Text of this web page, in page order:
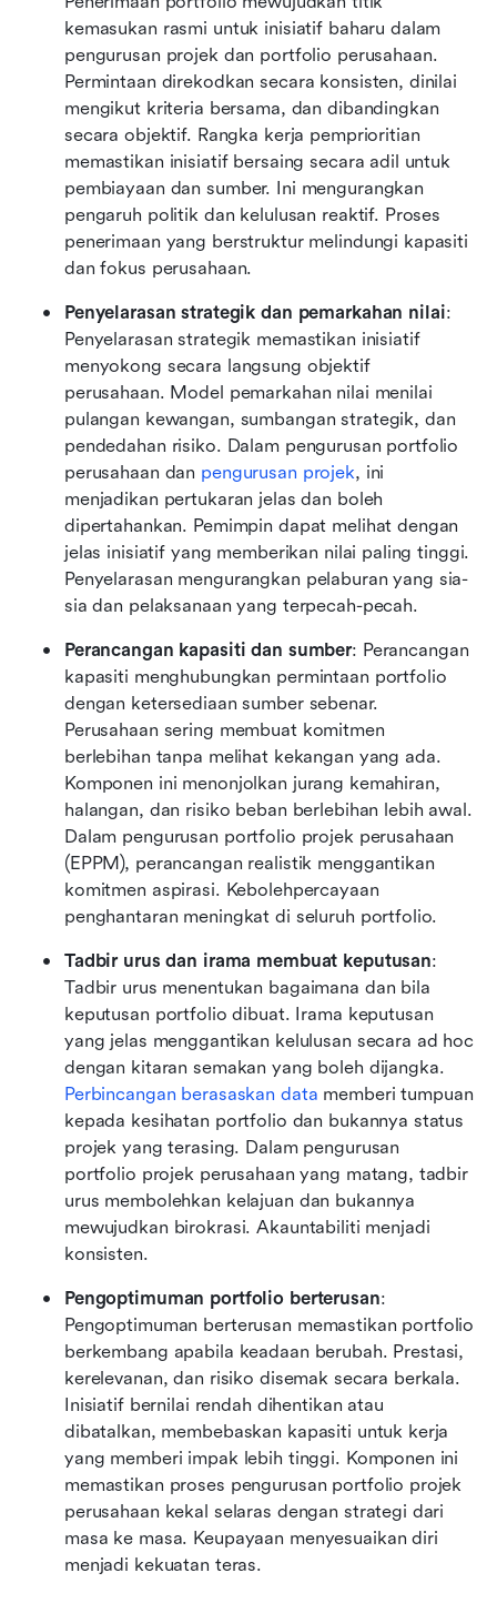
kemasukan rasmi untuk inisiatif baharu dalam
pengurusan projek dan portfolio perusahaan.
Permintaan direkodkan secara konsisten, dinilai
mengikut kriteria bersama, dan dibandingkan
secara objektif. Rangka kerja pemprioritian
memastikan inisiatif bersaing secara adil untuk
pembiayaan dan sumber. Ini mengurangkan
pengaruh politik dan kelulusan reaktif. Proses
penerimaan yang berstruktur melindungi kapasiti
dan fokus perusahaan.
Penyelarasan strategik dan pemarkahan nilai:
Penyelarasan strategik memastikan inisiatif
menyokong secara langsung objektif
perusahaan. Model pemarkahan nilai menilai
pulangan kewangan, sumbangan strategik, dan
pendedahan risiko. Dalam pengurusan portfolio
perusahaan dan pengurusan projek, ini
menjadikan pertukaran jelas dan boleh
dipertahankan. Pemimpin dapat melihat dengan
jelas inisiatif yang memberikan nilai paling tinggi.
Penyelarasan mengurangkan pelaburan yang sia-
sia dan pelaksanaan yang terpecah-pecah.
Perancangan kapasiti dan sumber: Perancangan
kapasiti menghubungkan permintaan portfolio
dengan ketersediaan sumber sebenar.
Perusahaan sering membuat komitmen
berlebihan tanpa melihat kekangan yang ada.
Komponen ini menonjolkan jurang kemahiran,
halangan, dan risiko beban berlebihan lebih awal.
Dalam pengurusan portfolio projek perusahaan
(EPPM), perancangan realistik menggantikan
komitmen aspirasi. Kebolehpercayaan
penghantaran meningkat di seluruh portfolio.
Tadbir urus dan irama membuat keputusan:
Tadbir urus menentukan bagaimana dan bila
keputusan portfolio dibuat. Irama keputusan
yang jelas menggantikan kelulusan secara ad hoc
Perbincangan berasaskan data memberi tumpuan
kepada kesihatan portfolio dan bukannya status
projek yang terasing. Dalam pengurusan
portfolio projek perusahaan yang matang, tadbir
urus membolehkan kelajuan dan bukannya
mewujudkan birokrasi. Akauntabiliti menjadi
konsisten.
Pengoptimuman portfolio berterusan:
Pengoptimuman berterusan memastikan portfolio
berkembang apabila keadaan berubah. Prestasi,
kerelevanan, dan risiko disemak secara berkala.
Inisiatif bernilai rendah dihentikan atau
dibatalkan, membebaskan kapasiti untuk kerja
yang memberi impak lebih tinggi. Komponen ini
memastikan proses pengurusan portfolio projek
perusahaan kekal selaras dengan strategi dari
masa ke masa. Keupayaan menyesuaikan diri
menjadi kekuatan teras.